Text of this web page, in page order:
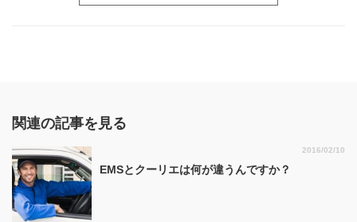
関連の記事を見る
EMSとクーリエは何が違うんですか？
2016/02/10